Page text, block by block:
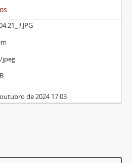
1.JPG
jpeg
de 2024 17:03